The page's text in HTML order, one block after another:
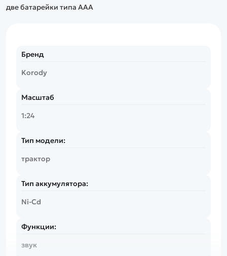
две батарейки типа ААА
Бренд
Korody
Масштаб
1:24
Тип модели:
трактор
Тип аккумулятора:
Ni-Cd
Функции:
звук